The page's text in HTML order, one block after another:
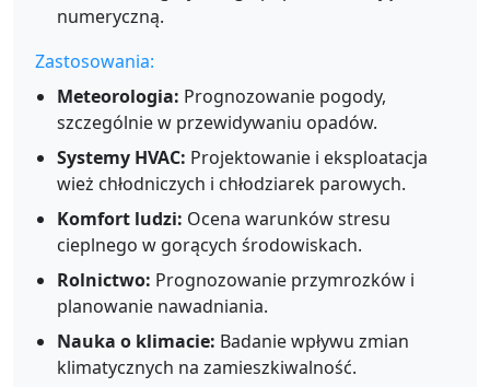
numeryczną.
Zastosowania:
Meteorologia: Prognozowanie pogody,
szczególnie w przewidywaniu opadów.
Systemy HVAC: Projektowanie i eksploatacja
wież chłodniczych i chłodziarek parowych.
Komfort ludzi: Ocena warunków stresu
cieplnego w gorących środowiskach.
Rolnictwo: Prognozowanie przymrozków i
planowanie nawadniania.
Nauka o klimacie: Badanie wpływu zmian
klimatycznych na zamieszkiwalność.